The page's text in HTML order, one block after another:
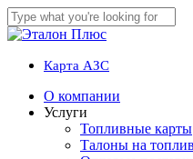
Skip
to
content
Close
Карта АЗС
account
Menu
О компании
Услуги
Топливные карты
Талоны на